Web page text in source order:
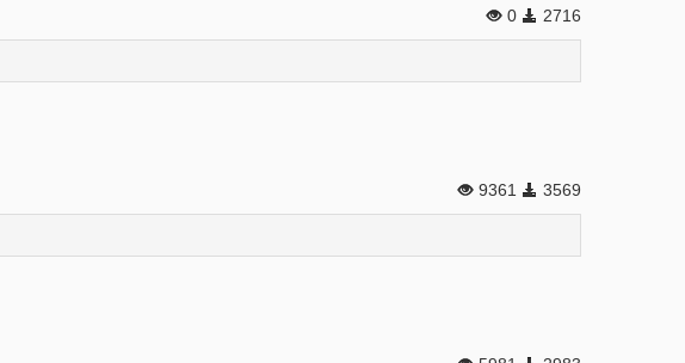
0 2716
9361 3569